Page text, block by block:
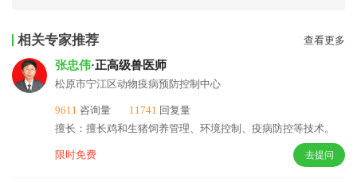
相关专家推荐 查看更多
张忠伟·正高级兽医师
松原市宁江区动物疫病预防控制中心
9611 咨询量 11741 回复量
擅长：擅长鸡和生猪饲养管理、环境控制、疫病防控等技术。
限时免费 去提问